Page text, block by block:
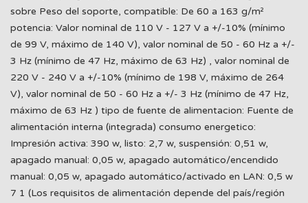
sobre Peso del soporte, compatible: De 60 a 163 g/m²
potencia: Valor nominal de 110 V - 127 V a +/-10% (mínimo
de 99 V, máximo de 140 V), valor nominal de 50 - 60 Hz a +/-
3 Hz (mínimo de 47 Hz, máximo de 63 Hz) , valor nominal de
220 V - 240 V a +/-10% (mínimo de 198 V, máximo de 264
V), valor nominal de 50 - 60 Hz a +/- 3 Hz (mínimo de 47 Hz,
máximo de 63 Hz ) tipo de fuente de alimentacion: Fuente de
alimentación interna (integrada) consumo energetico:
Impresión activa: 390 w, listo: 2,7 w, suspensión: 0,51 w,
apagado manual: 0,05 w, apagado automático/encendido
manual: 0,05 w, apagado automático/activado en LAN: 0,5 w
7 1 (Los requisitos de alimentación depende del país/región